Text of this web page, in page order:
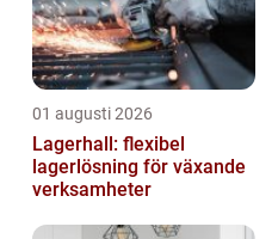
01 augusti 2026
Lagerhall: flexibel
lagerlösning för växande
verksamheter